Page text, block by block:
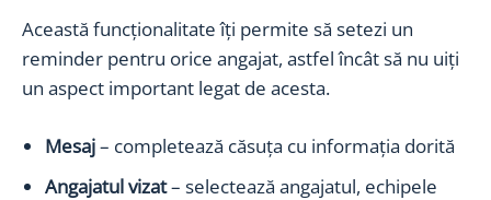
Această funcționalitate îți permite să setezi un
reminder pentru orice angajat, astfel încât să nu uiți
un aspect important legat de acesta.
Mesaj– completează căsuța cu informația dorită
Angajatul vizat– selectează angajatul, echipele